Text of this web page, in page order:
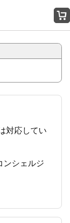
対応してい
ンシェルジ
は？